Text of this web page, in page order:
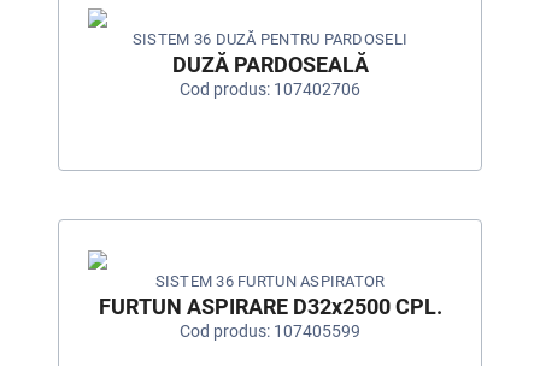
SISTEM 36 DUZĂ PENTRU PARDOSELI
DUZĂ PARDOSEALĂ
Cod produs: 107402706
SISTEM 36 FURTUN ASPIRATOR
FURTUN ASPIRARE D32x2500 CPL.
Cod produs: 107405599